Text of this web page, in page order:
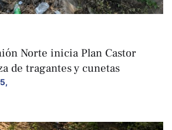
Norte inicia Plan Castor
de tragantes y cunetas
,